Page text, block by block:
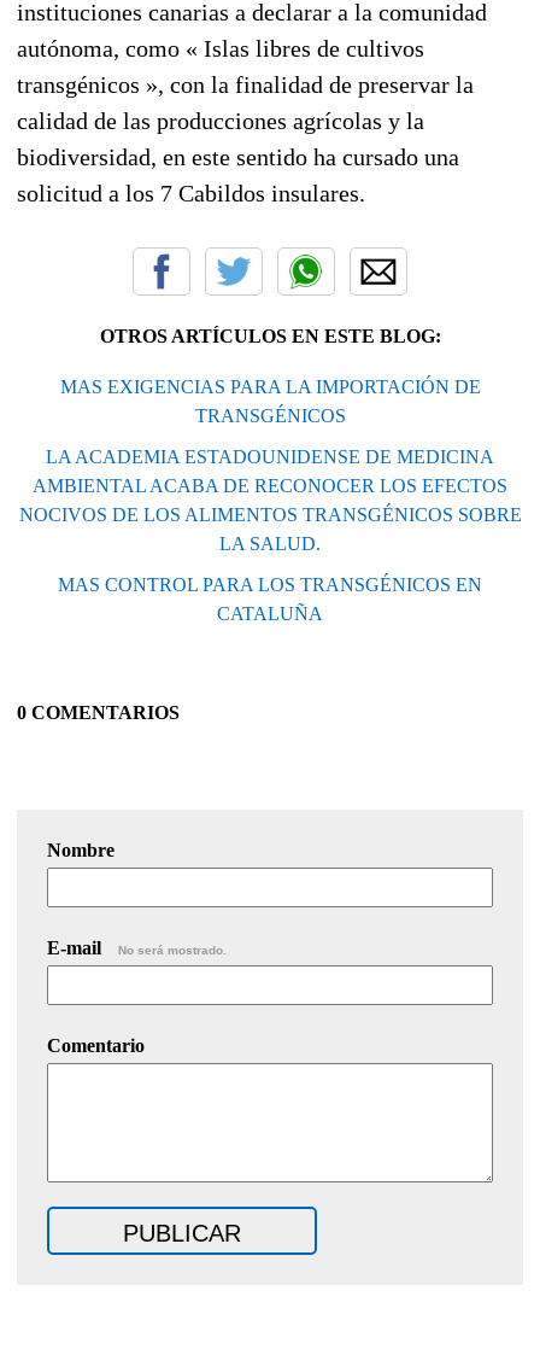
instituciones canarias a declarar a la comunidad
autónoma, como « Islas libres de cultivos
transgénicos », con la finalidad de preservar la
calidad de las producciones agrícolas y la
biodiversidad, en este sentido ha cursado una
solicitud a los 7 Cabildos insulares.
OTROS ARTÍCULOS EN ESTE BLOG:
MAS EXIGENCIAS PARA LA IMPORTACIÓN DE
TRANSGÉNICOS
LA ACADEMIA ESTADOUNIDENSE DE MEDICINA
AMBIENTAL ACABA DE RECONOCER LOS EFECTOS
NOCIVOS DE LOS ALIMENTOS TRANSGÉNICOS SOBRE
LA SALUD.
MAS CONTROL PARA LOS TRANSGÉNICOS EN
CATALUÑA
0 COMENTARIOS
Nombre
E-mail No será mostrado.
Comentario